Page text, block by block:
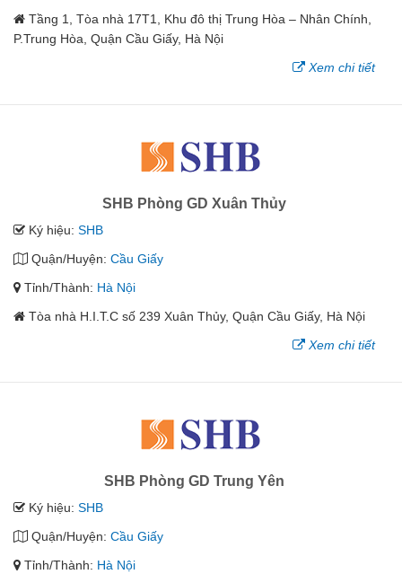
Tầng 1, Tòa nhà 17T1, Khu đô thị Trung Hòa – Nhân Chính,
P.Trung Hòa, Quận Cầu Giấy, Hà Nội
Xem chi tiết
SHB Phòng GD Xuân Thủy
Ký hiệu: SHB
Quận/Huyện: Cầu Giấy
Tỉnh/Thành: Hà Nội
Tòa nhà H.I.T.C số 239 Xuân Thủy, Quận Cầu Giấy, Hà Nội
Xem chi tiết
SHB Phòng GD Trung Yên
Ký hiệu: SHB
Quận/Huyện: Cầu Giấy
Tỉnh/Thành: Hà Nội